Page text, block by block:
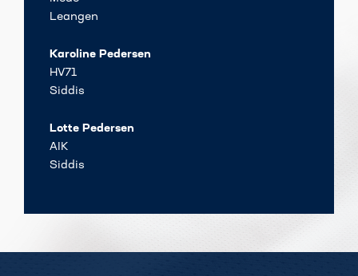
Leangen
Karoline Pedersen
HV71
Siddis
Lotte Pedersen
AIK
Siddis